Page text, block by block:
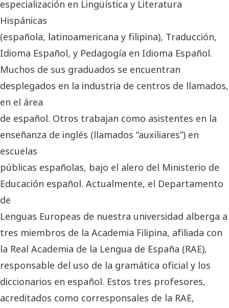
especialización en Lingüística y Literatura
Hispánicas
(española, latinoamericana y filipina), Traducción,
Idioma Español, y Pedagogía en Idioma Español.
Muchos de sus graduados se encuentran
desplegados en la industria de centros de llamados,
en el área
de español. Otros trabajan como asistentes en la
enseñanza de inglés (llamados “auxiliares”) en
escuelas
públicas españolas, bajo el alero del Ministerio de
Educación español. Actualmente, el Departamento
de
Lenguas Europeas de nuestra universidad alberga a
tres miembros de la Academia Filipina, afiliada con
la Real Academia de la Lengua de España (RAE),
responsable del uso de la gramática oficial y los
diccionarios en español. Estos tres profesores,
acreditados como corresponsales de la RAE,